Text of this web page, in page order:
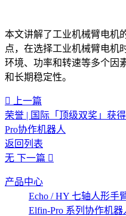
本文讲解了工业机械臂电机
点，在选择工业机械臂电机
环境、功率和转速等多个因
和长期稳定性‍。
上一篇
荣誉 | 国际「顶级双奖」获
Pro协作机器人
返回列表
无 下一篇
产品中心
Echo / HY 七轴人形手
Elfin-Pro 系列协作机器